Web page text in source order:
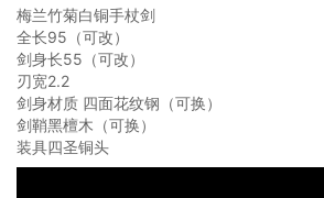
梅兰竹菊白铜手杖剑
全长95（可改）
剑身长55（可改）
刃宽2.2
剑身材质 四面花纹钢（可换）
剑鞘黑檀木（可换）
装具四圣铜头